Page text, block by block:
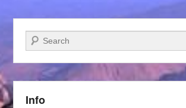
Zoeken
Info